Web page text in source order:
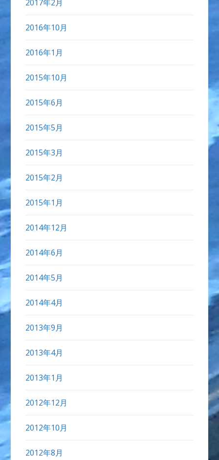
2017年2月
2016年10月
2016年1月
2015年10月
2015年6月
2015年5月
2015年3月
2015年2月
2015年1月
2014年12月
2014年6月
2014年5月
2014年4月
2013年9月
2013年4月
2013年1月
2012年12月
2012年10月
2012年8月